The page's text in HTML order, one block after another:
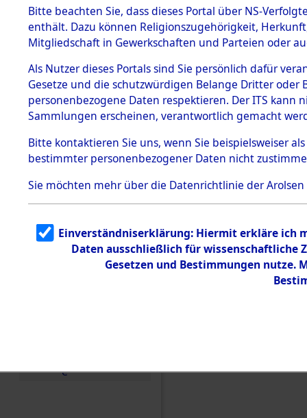
BESTÄNDE
1.
mente
5. Verschiedenes
5.3
Todesmärsche
5.3.1 Alliierte
Erhebungen
zu
Todesmärsch
en
5.3.2
g
5.3.3
Todesmärsch
e
Iserlohn
Bitte beachten Sie, dass dieses Portal über NS-
enthält. Dazu können Religionszugehörigkeit,
Mitgliedschaft in Gewerkschaften und Parteien oder
Als Nutzer dieses Portals sind Sie persönlich dafür
Gesetze und die schutzwürdigen Belange Dritter
personenbezogene Daten respektieren. Der ITS
Sammlungen erscheinen, verantwortlich gemacht
Bitte kontaktieren Sie uns, wenn Sie beispielsweiser
bestimmter personenbezogener Daten nicht
Sie möchten mehr über die Datenrichtlinie der Arolsen
Einverständniserklärung: Hiermit erkläre ich
Daten ausschließlich für wissenschaftliche
Gesetzen und Bestimmungen nutze.